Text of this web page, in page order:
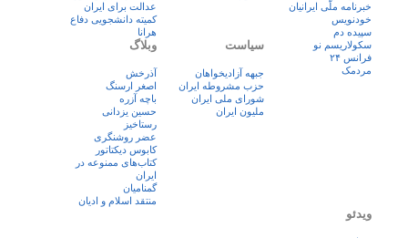
خبرنامه ملّی ایرانیان
خودنویس
سپیده دم
سکولاریسم نو
فرانس ۲۴
مردمک
عدالت برای ایران
کمیته دانشجویی دفاع
هرانا
سیاست
جبهه آزادیخواهان
حزب مشروطه ایران
شورای ملی ایران
ملیون ایران
وبلاگ
آذرخش
اصغر ارسنگ
باچه آزره
حسین یزدانی
رستاخیز
عضر روشنگری
کابوس دیکتاتور
کتاب‌های ممنوعه در
ایران
گمنامیان
منتقد اسلام و ادیان
ویدئو